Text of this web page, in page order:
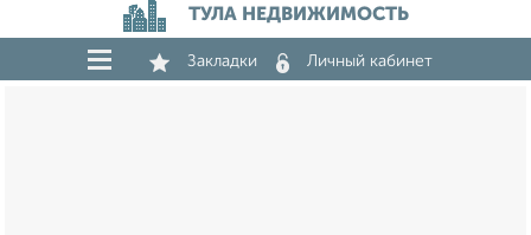
ТУЛА НЕДВИЖИМОСТЬ
Закладки Личный кабинет